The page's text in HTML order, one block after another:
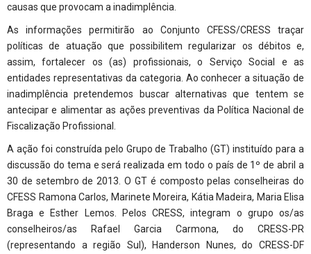
causas que provocam a inadimplência.
As informações permitirão ao Conjunto CFESS/CRESS traçar
políticas de atuação que possibilitem regularizar os débitos e,
assim, fortalecer os (as) profissionais, o Serviço Social e as
entidades representativas da categoria. Ao conhecer a situação de
inadimplência pretendemos buscar alternativas que tentem se
antecipar e alimentar as ações preventivas da Política Nacional de
Fiscalização Profissional.
A ação foi construída pelo Grupo de Trabalho (GT) instituído para a
discussão do tema e será realizada em todo o país de 1º de abril a
30 de setembro de 2013. O GT é composto pelas conselheiras do
CFESS Ramona Carlos, Marinete Moreira, Kátia Madeira, Maria Elisa
Braga e Esther Lemos. Pelos CRESS, integram o grupo os/as
conselheiros/as Rafael Garcia Carmona, do CRESS-PR
(representando a região Sul), Handerson Nunes, do CRESS-DF